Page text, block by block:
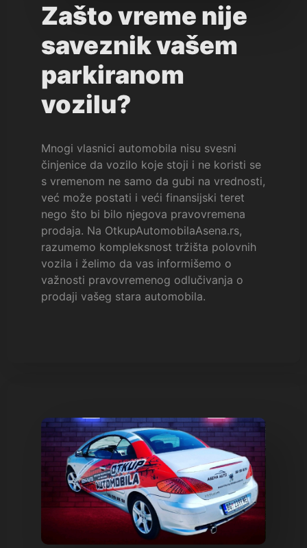
Zašto vreme nije
saveznik vašem
parkiranom
vozilu?
Mnogi vlasnici automobila nisu svesni
činjenice da vozilo koje stoji i ne koristi se
s vremenom ne samo da gubi na vrednosti,
već može postati i veći finansijski teret
nego što bi bilo njegova pravovremena
prodaja. Na OtkupAutomobilaAsena.rs,
razumemo kompleksnost tržišta polovnih
vozila i želimo da vas informišemo o
važnosti pravovremenog odlučivanja o
prodaji vašeg stara automobila.